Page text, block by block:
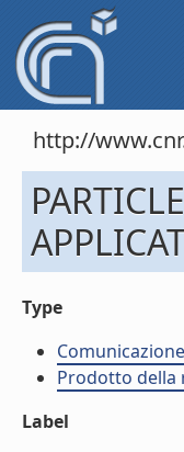
http://
Type
Prodotto della
Label